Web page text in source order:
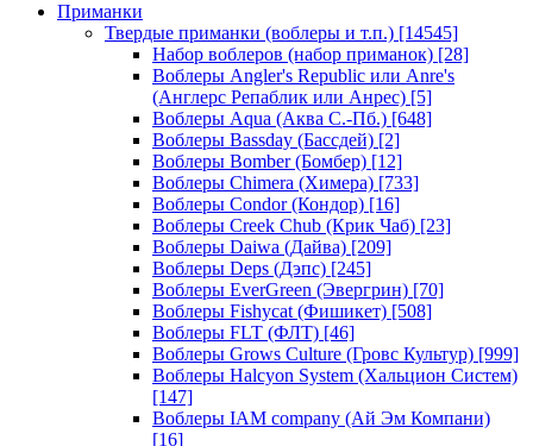
Приманки
Твердые приманки (воблеры и т.п.) [14545]
Набор воблеров (набор приманок) [28]
Воблеры Angler's Republic или Anre's
(Англерс Репаблик или Анрес) [5]
Воблеры Aqua (Аква С.-Пб.) [648]
Воблеры Bassday (Бассдей) [2]
Воблеры Bomber (Бомбер) [12]
Воблеры Chimera (Химера) [733]
Воблеры Condor (Кондор) [16]
Воблеры Creek Chub (Крик Чаб) [23]
Воблеры Daiwa (Дайва) [209]
Воблеры Deps (Дэпс) [245]
Воблеры EverGreen (Эвергрин) [70]
Воблеры Fishycat (Фишикет) [508]
Воблеры FLT (ФЛТ) [46]
Воблеры Grows Culture (Гровс Культур) [999]
Воблеры Halcyon System (Хальцион Систем)
[147]
Воблеры IAM company (Ай Эм Компани)
[16]